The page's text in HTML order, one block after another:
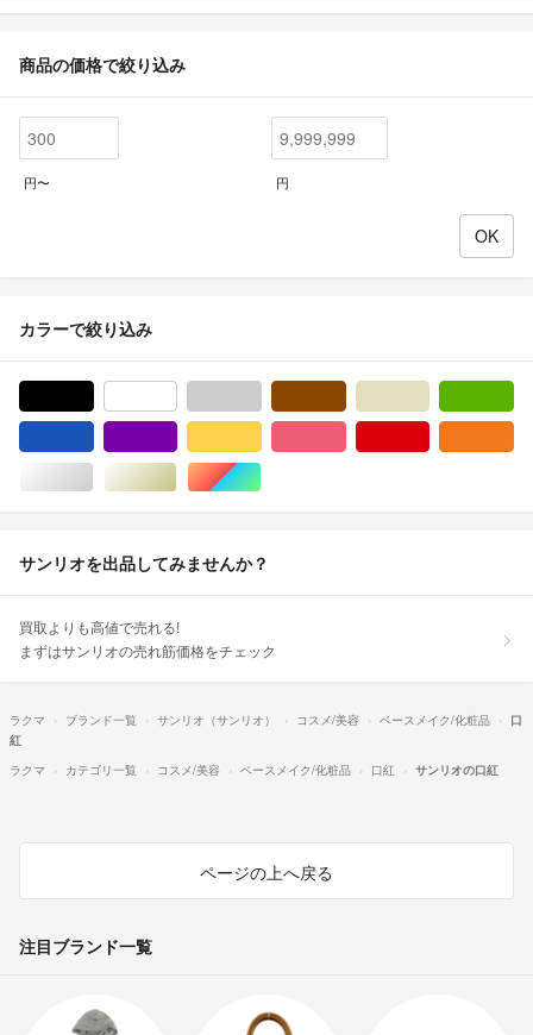
商品の価格で絞り込み
円〜 円
カラーで絞り込み
シルバー/銀色系ゴールド/金色系マルチカラー
サンリオを出品してみませんか？
買取よりも高値で売れる!
まずはサンリオの売れ筋価格をチェック
ラクマ ブランド一覧 サンリオ（サンリオ） コスメ/美容 ベースメイク/化粧品
口
紅
ラクマ
カテゴリ一覧 コスメ/美容 ベースメイク/化粧品 口紅 サンリオの口紅
ページの上へ戻る
注目ブランド一覧